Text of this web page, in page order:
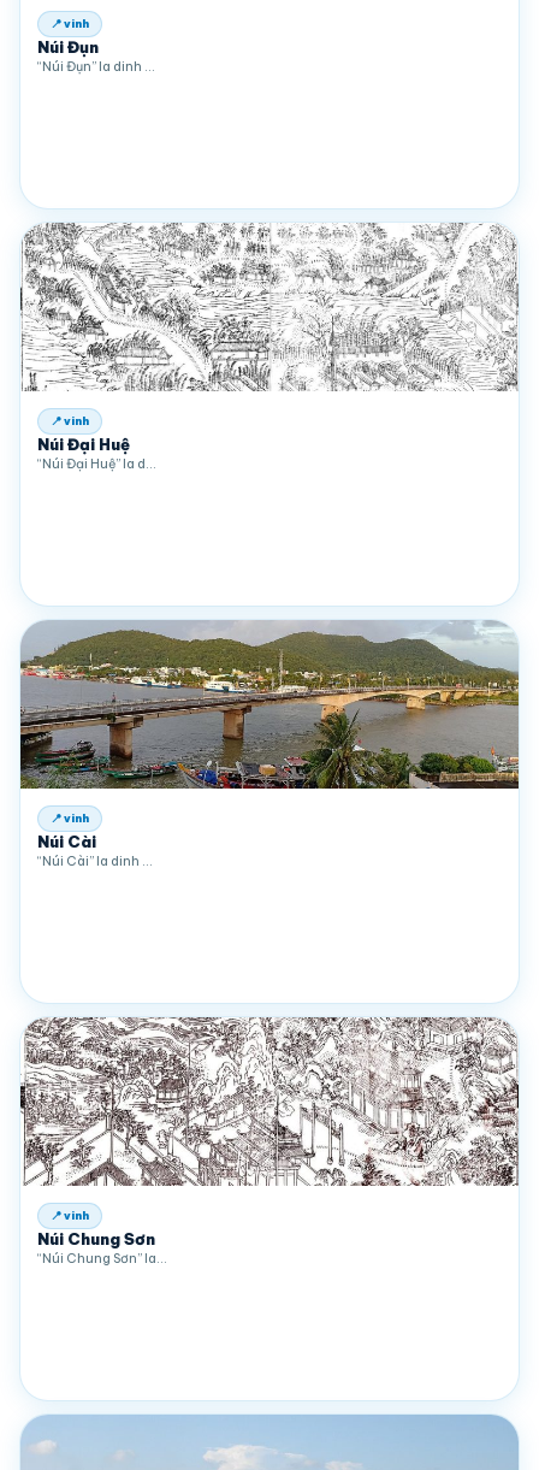
📍 vinh
Núi Đụn
“Núi Đụn” la dinh …
📍 vinh
Núi Đại Huệ
“Núi Đại Huệ” la d…
📍 vinh
Núi Cài
“Núi Cài” la dinh …
📍 vinh
Núi Chung Sơn
“Núi Chung Sơn” la…